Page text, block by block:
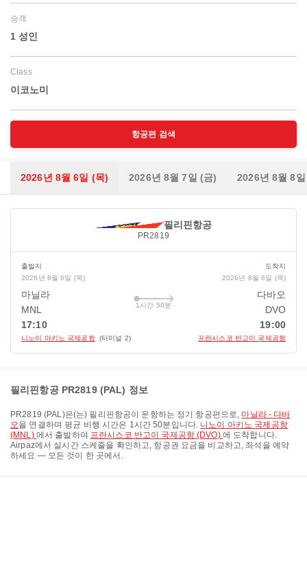
승객
1 성인
Class
이코노미
항공편 검색
2026년 8월 6일 (목) 2026년 8월 7일 (금) 2026년 8월 8
필리핀항공
PR2819
출발지
2026년 8월 6일 (목)
마닐라
MNL
17:10
니노이 아키노 국제공항 (터미널 2)
1시간 50분
도착지
2026년 8월 6일 (목)
다바오
DVO
19:00
프란시스코 반고이 국제공항
필리핀항공 PR2819 (PAL) 정보
PR2819 (PAL)은(는) 필리핀항공이 운항하는 정기 항공편으로, 마닐라 - 다바
오을 연결하며 평균 비행 시간은 1시간 50분 입니다. 니노이 아키노 국제공항
(MNL) 에서 출발하여 프란시스코 반고이 국제공항 (DVO) 에 도착합니다.
Airpaz에서 실시간 스케줄을 확인하고, 항공권 요금을 비교하고, 좌석을 예약
하세요 — 모든 것이 한 곳에서.